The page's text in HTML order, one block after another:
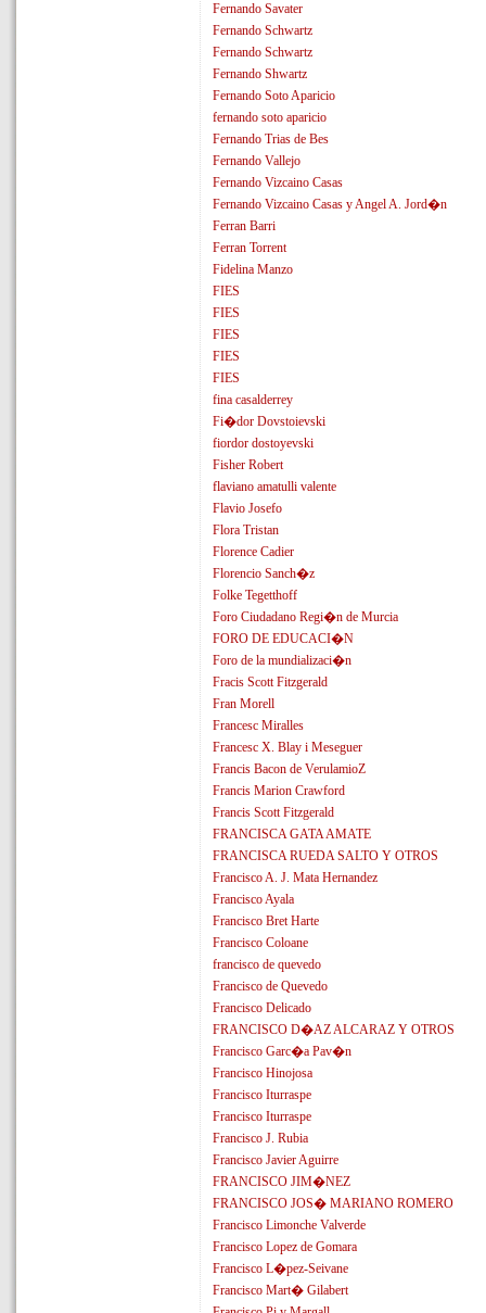
Fernando Savater
Fernando Schwartz
Fernando Schwartz
Fernando Shwartz
Fernando Soto Aparicio
fernando soto aparicio
Fernando Trias de Bes
Fernando Vallejo
Fernando Vizcaino Casas
Fernando Vizcaino Casas y Angel A. Jord�n
Ferran Barri
Ferran Torrent
Fidelina Manzo
FIES
FIES
FIES
FIES
FIES
fina casalderrey
Fi�dor Dovstoievski
fiordor dostoyevski
Fisher Robert
flaviano amatulli valente
Flavio Josefo
Flora Tristan
Florence Cadier
Florencio Sanch�z
Folke Tegetthoff
Foro Ciudadano Regi�n de Murcia
FORO DE EDUCACI�N
Foro de la mundializaci�n
Fracis Scott Fitzgerald
Fran Morell
Francesc Miralles
Francesc X. Blay i Meseguer
Francis Bacon de VerulamioZ
Francis Marion Crawford
Francis Scott Fitzgerald
FRANCISCA GATA AMATE
FRANCISCA RUEDA SALTO Y OTROS
Francisco A. J. Mata Hernandez
Francisco Ayala
Francisco Bret Harte
Francisco Coloane
francisco de quevedo
Francisco de Quevedo
Francisco Delicado
FRANCISCO D�AZ ALCARAZ Y OTROS
Francisco Garc�a Pav�n
Francisco Hinojosa
Francisco Iturraspe
Francisco Iturraspe
Francisco J. Rubia
Francisco Javier Aguirre
FRANCISCO JIM�NEZ
FRANCISCO JOS� MARIANO ROMERO
Francisco Limonche Valverde
Francisco Lopez de Gomara
Francisco L�pez-Seivane
Francisco Mart� Gilabert